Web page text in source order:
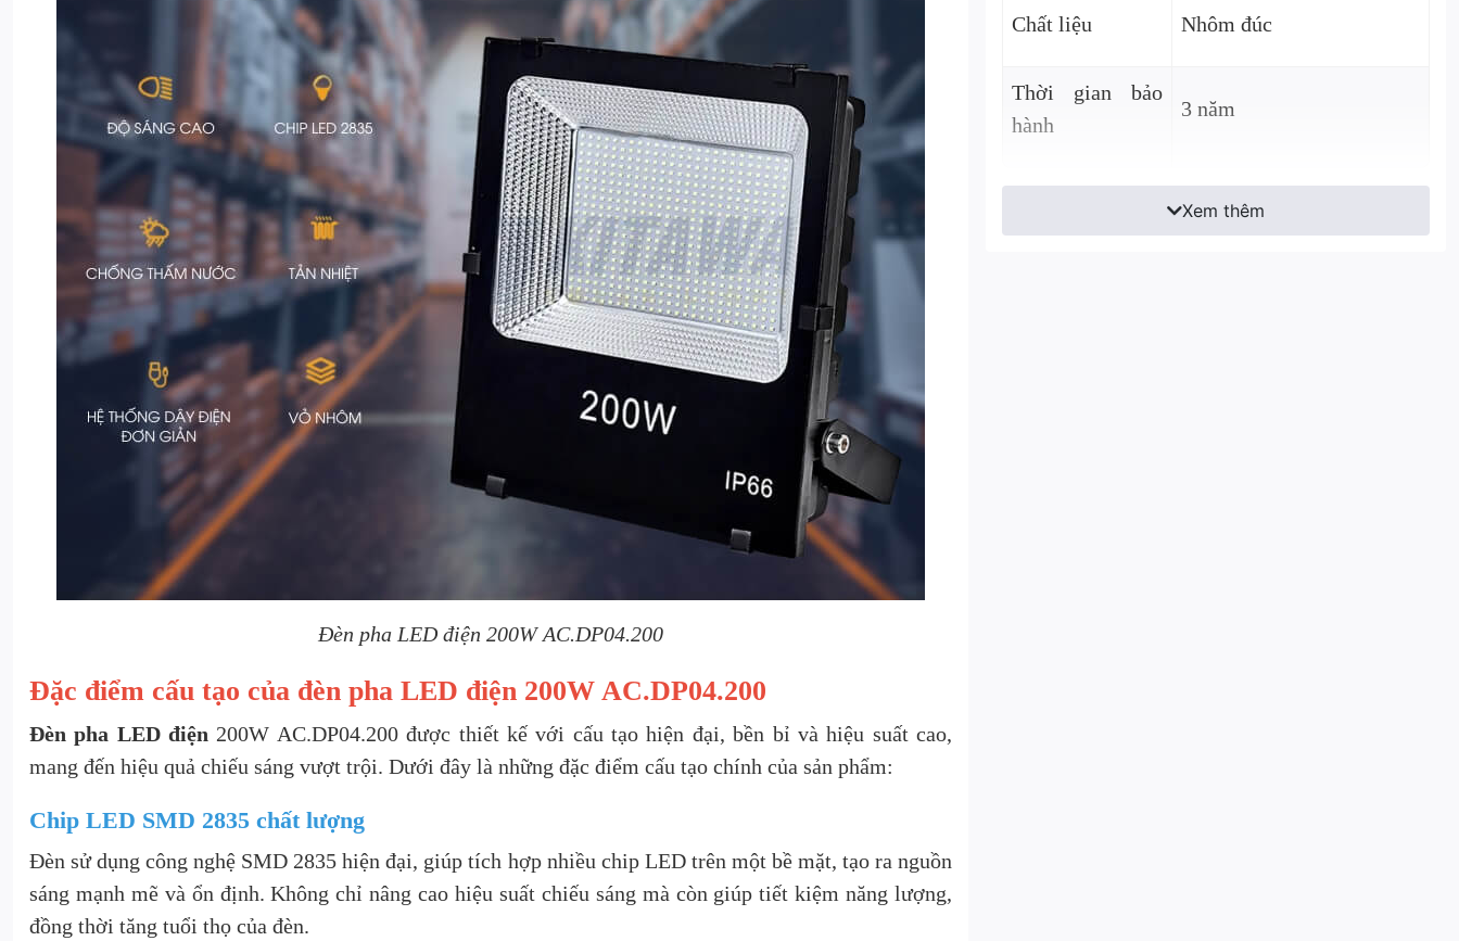
Đèn pha LED điện 200W AC.DP04.200
Đặc điểm cấu tạo của đèn pha LED điện 200W AC.DP04.200
Đèn pha LED điện 200W AC.DP04.200 được thiết kế với cấu tạo hiện đại, bền bỉ và hiệu suất cao,
mang đến hiệu quả chiếu sáng vượt trội. Dưới đây là những đặc điểm cấu tạo chính của sản phẩm:
Chip LED SMD 2835 chất lượng
Đèn sử dụng công nghệ SMD 2835 hiện đại, giúp tích hợp nhiều chip LED trên một bề mặt, tạo ra nguồn
sáng mạnh mẽ và ổn định. Không chỉ nâng cao hiệu suất chiếu sáng mà còn giúp tiết kiệm năng lượng,
đồng thời tăng tuổi thọ của đèn.
Chất liệu Nhôm đúc
Thời gian bảo
hành
3 năm
Xem thêm